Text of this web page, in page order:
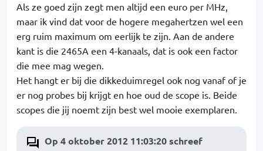
Als ze goed zijn zegt men altijd een euro per MHz,
maar ik vind dat voor de hogere megahertzen wel een
erg ruim maximum om eerlijk te zijn. Aan de andere
kant is die 2465A een 4-kanaals, dat is ook een factor
die mee mag wegen.
Het hangt er bij die dikkeduimregel ook nog vanaf of je
er nog probes bij krijgt en hoe oud de scope is. Beide
scopes die jij noemt zijn best wel mooie exemplaren.
Op 4 oktober 2012 11:03:20 schreef